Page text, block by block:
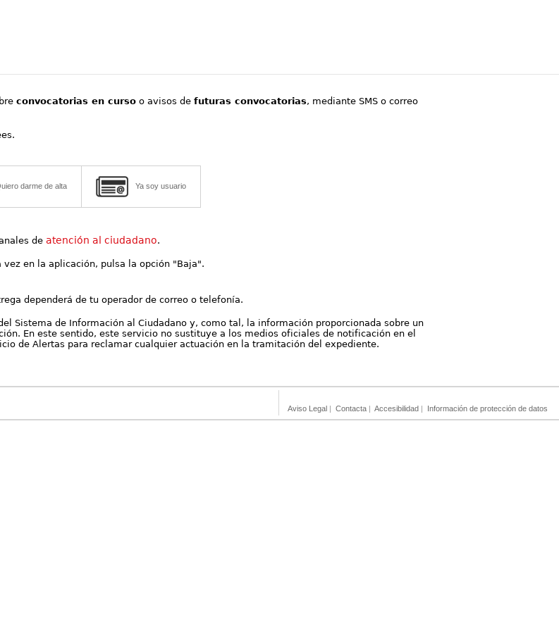
convocatorias en curso o avisos defuturas convocatorias, mediante SMS o correo
darme de alta Ya soy usuario
deatención al ciudadano.
en la aplicación, pulsa la opción "Baja".
dependerá de tu operador de correo o telefonía.
Sistema de Información al Ciudadano y, como tal, la información proporcionada sobre un
En este sentido, este servicio no sustituye a los medios oficiales de notificación en el
de Alertas para reclamar cualquier actuación en la tramitación del expediente.
Aviso Legal | Contacta | Accesibilidad | Información de protección de datos